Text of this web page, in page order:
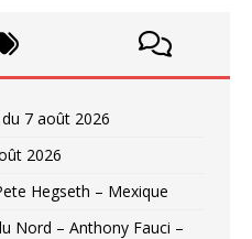
7 août 2026
2026
Hegseth – Mexique
Nord – Anthony Fauci –